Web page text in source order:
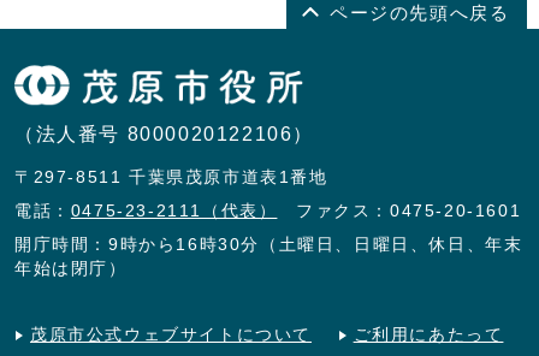
ページの先頭へ戻る
（法人番号 8000020122106）
〒297-8511 千葉県茂原市道表1番地
電話： 0475-23-2111（代表）
ファクス：0475-20-1601
開庁時間：9時から16時30分（土曜日、日曜日、休日、年末
年始は閉庁）
茂原市公式ウェブサイトについて ご利用にあたって